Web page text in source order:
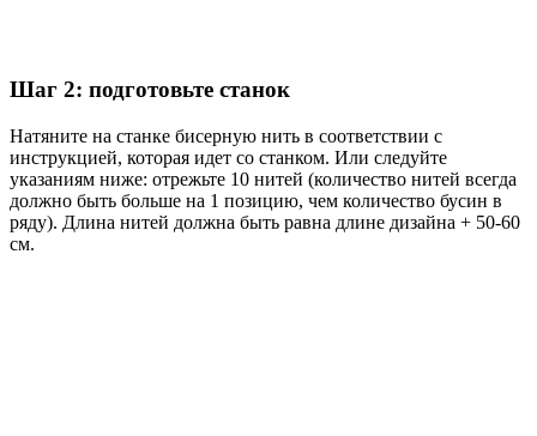
Шаг 2: подготовьте станок
Натяните на станке бисерную нить в соответствии с
инструкцией, которая идет со станком. Или следуйте
указаниям ниже: отрежьте 10 нитей (количество нитей всегда
должно быть больше на 1 позицию, чем количество бусин в
ряду). Длина нитей должна быть равна длине дизайна + 50-60
см.